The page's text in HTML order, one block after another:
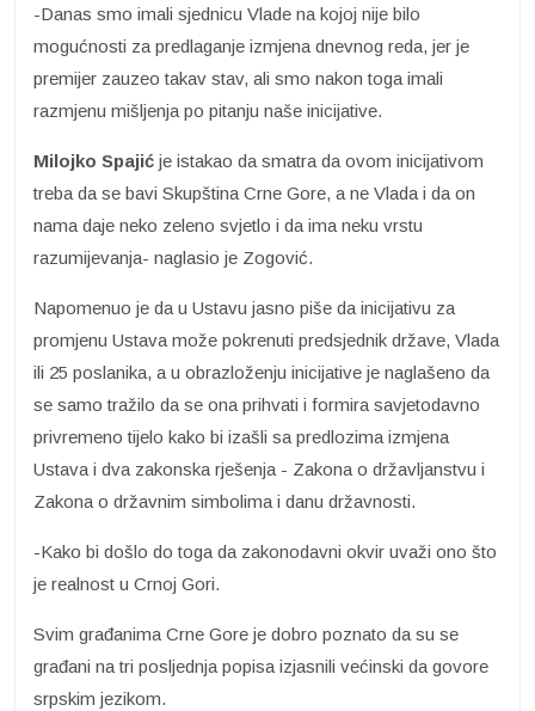
-Danas smo imali sjednicu Vlade na kojoj nije bilo
mogućnosti za predlaganje izmjena dnevnog reda, jer je
premijer zauzeo takav stav, ali smo nakon toga imali
razmjenu mišljenja po pitanju naše inicijative.
Milojko Spajić je istakao da smatra da ovom inicijativom
treba da se bavi Skupština Crne Gore, a ne Vlada i da on
nama daje neko zeleno svjetlo i da ima neku vrstu
razumijevanja- naglasio je Zogović.
Napomenuo je da u Ustavu jasno piše da inicijativu za
promjenu Ustava može pokrenuti predsjednik države, Vlada
ili 25 poslanika, a u obrazloženju inicijative je naglašeno da
se samo tražilo da se ona prihvati i formira savjetodavno
privremeno tijelo kako bi izašli sa predlozima izmjena
Ustava i dva zakonska rješenja - Zakona o državljanstvu i
Zakona o državnim simbolima i danu državnosti.
-Kako bi došlo do toga da zakonodavni okvir uvaži ono što
je realnost u Crnoj Gori.
Svim građanima Crne Gore je dobro poznato da su se
građani na tri posljednja popisa izjasnili većinski da govore
srpskim jezikom.